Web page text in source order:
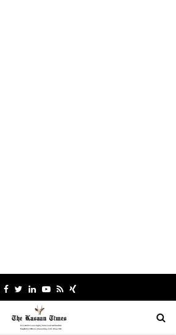
Facebook
TwitterLinkedinYoutube
RssXing